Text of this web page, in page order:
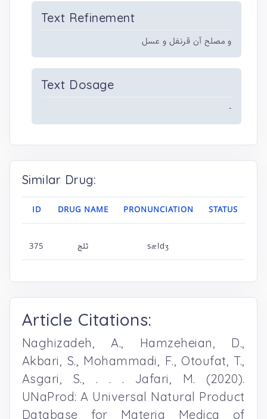
Text Refinement
و مصلح آن قرنفل و عسل
Text Dosage
-
Similar Drug:
ID DRUG NAME PRONUNCIATION STATUS
375 ثلج sældʒ
Article Citations:
Naghizadeh, A., Hamzeheian, D.,
Akbari, S., Mohammadi, F., Otoufat, T.,
Asgari, S., . . . Jafari, M. (2020).
UNaProd: A Universal Natural Product
Database for Materia Medica of